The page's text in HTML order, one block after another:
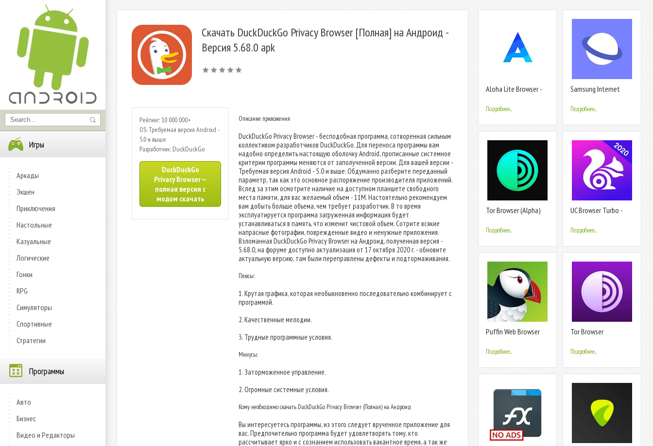
Игры
Аркады
Экшен
Приключения
Настольные
Казуальные
Логические
Гонки
RPG
Симуляторы
Спортивные
Стратегии
Программы
Авто
Бизнес
Видео и Редакторы
Скачать DuckDuckGo Privacy Browser [Полная] на Андроид -
Версия 5.68.0 apk
Рейтинг: 10 000 000+
OS: Требуемая версия Android -
5.0 и выше
Разработчик: DuckDuckGo
DuckDuckGo
Privacy Browser —
полная версия с
модом скачать
Описание приложения
DuckDuckGo Privacy Browser - бесподобная программа, сотворенная сильным
коллективом разработчиков DuckDuckGo. Для переноса программы вам
надобно определить настоящую оболочку Android, прописанные системное
критерии программы меняются от заполученной версии. Для вашей версии -
Требуемая версия Android - 5.0 и выше. Обдуманно разберите переданный
параметр, так как это основное распоряжение производителя приложений.
Вслед за этим осмотрите наличие на доступном планшете свободного
места памяти, для вас желаемый объем - 11M. Настоятельно рекомендуем
вам добыть больше объема, чем требует разработчик. В то время
эксплуатируется программа загруженная информация будет
устанавливаться в память, что изменит чистовой объем. Сотрите всякие
напрасные фотографии, поврежденные видео и ненужные приложения.
Взломанная DuckDuckGo Privacy Browser на Андроид, полученная версия -
5.68.0, на форуме доступно актуализация от 17 октября 2020 г. - обновите
актуальную версию, там были переправлены дефекты и подтормаживания.
Плюсы:
1. Крутая графика, которая необыкновенно последовательно комбинирует с
программой.
2. Качественные мелодии.
3. Трудные программные условия.
Минусы:
1. Заторможенное управление.
2. Огромные системные условия.
Кому необходимо скачать DuckDuckGo Privacy Browser (Полная) на Андроид
Вы интересуетесь программы, из этого следует врученное приложение для
вас. Предпочительно программа будет удовлетворять тому, кто
рассчитывает ярко и с сознанием использовать вакантное время, а так же
Aloha Lite Browser -
VPN
Подробнее...
Samsung Internet
Подробнее...
Tor Browser (Alpha)
Подробнее...
UC Browser Turbo -
Безопасный
Подробнее...
Puffin Web Browser
Подробнее...
Tor Browser
Подробнее...